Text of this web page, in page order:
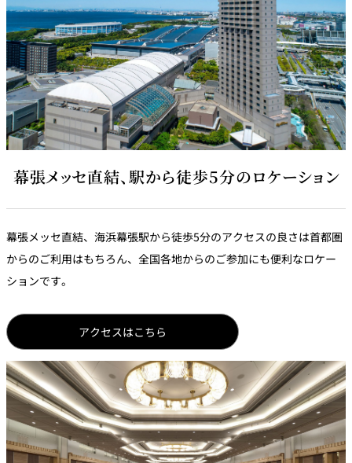
Shell the
Garden＜期間
限定＞
ルームサービス
ルームサービ
ス
パーティースペース
Tokio
個室のご案内 フト券
レストラン夏
の涼宴プラン
2026 2026
レストランパ
ン
レストラン個
ン
～ポメリー ブ
リュット・ロ
ワイヤル～
誕生日や記念
日のお祝いに
～アニバーサ
リー～
レストランご
法要プラン
チャペルでプ
ロポーズディ
ナープラン
よくあるご質
問
幕張メッセ直結、駅から徒歩5分のロケーション
幕張メッセ直結、海浜幕張駅から徒歩5分のアクセスの良さは首都圏
からのご利用はもちろん、全国各地からのご参加にも便利なロケー
ションです。
アクセスはこちら